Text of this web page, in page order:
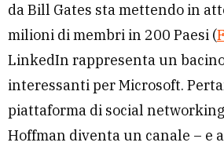
da Bill Gates sta mettendo in
milioni di membri in 200 Paesi (
LinkedIn rappresenta un
interessanti per Microsoft.
piattaforma di social
Hoffman diventa un canale – e